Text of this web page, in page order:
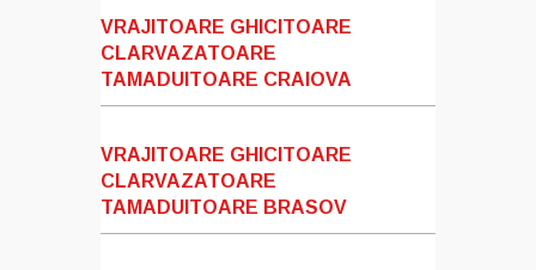
VRAJITOARE GHICITOARE
CLARVAZATOARE
TAMADUITOARE CRAIOVA
VRAJITOARE GHICITOARE
CLARVAZATOARE
TAMADUITOARE BRASOV